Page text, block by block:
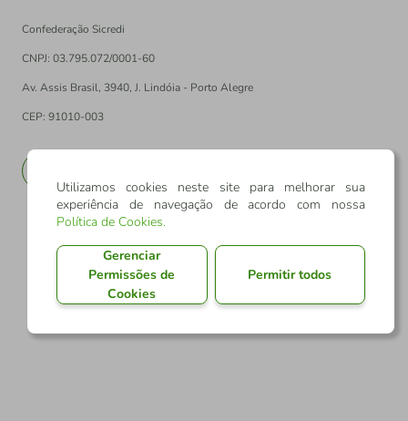
Confederação Sicredi
CNPJ: 03.795.072/0001-60
Av. Assis Brasil, 3940, J. Lindóia - Porto Alegre
CEP: 91010-003
Utilizamos cookies neste site para melhorar sua
experiência de navegação de acordo com nossa
Política de Cookies.
Gerenciar
Permissões de
Cookies
Permitir todos